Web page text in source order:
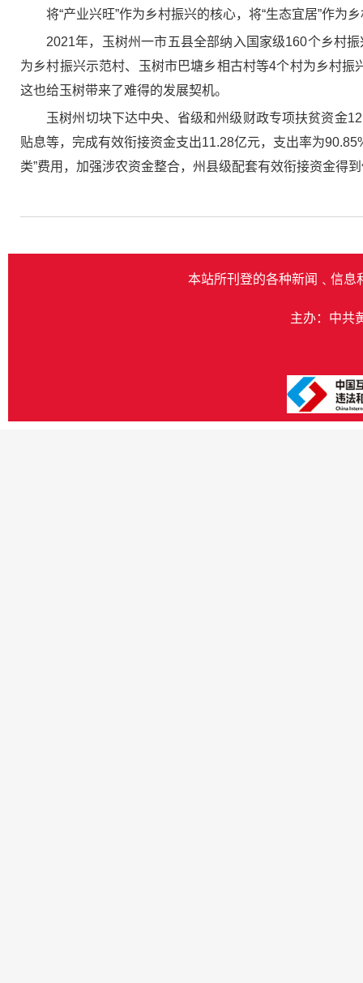
将“产业兴旺”作为乡村振兴的核心，将“生态宜居”作为
2021年，玉树州一市五县全部纳入国家级160个乡村
为乡村振兴示范村、玉树市巴塘乡相古村等4个村为乡村振
这也给玉树带来了难得的发展契机。
玉树州切块下达中央、省级和州级财政专项扶贫资金
贴息等，完成有效衔接资金支出11.28亿元，支出率为
类”费用，加强涉农资金整合，州县级配套有效衔接资金得
本站所刊登的各种新闻﹑信息
主办：中共